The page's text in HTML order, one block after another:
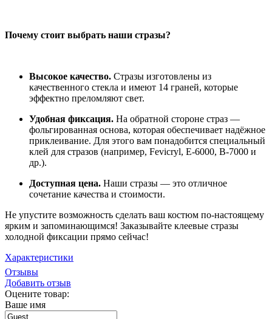
Почему стоит выбрать наши стразы?
Высокое качество. Стразы изготовлены из
качественного стекла и имеют 14 граней, которые
эффектно преломляют свет.
Удобная фиксация. На обратной стороне страз —
фольгированная основа, которая обеспечивает надёжное
приклеивание. Для этого вам понадобится специальный
клей для стразов (например, Fevicryl, E-6000, B-7000 и
др.).
Доступная цена. Наши стразы — это отличное
сочетание качества и стоимости.
Не упустите возможность сделать ваш костюм по-настоящему
ярким и запоминающимся! Заказывайте клеевые стразы
холодной фиксации прямо сейчас!
Характеристики
Отзывы
Добавить отзыв
Оцените товар:
Ваше имя